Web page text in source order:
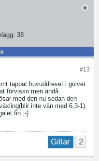
38
#13
tappat huvuddrevet i golvet
förvisso men ändå.
med den nu sedan den
inte vän med 6,3-1).
fin ;-)
Gillar 2